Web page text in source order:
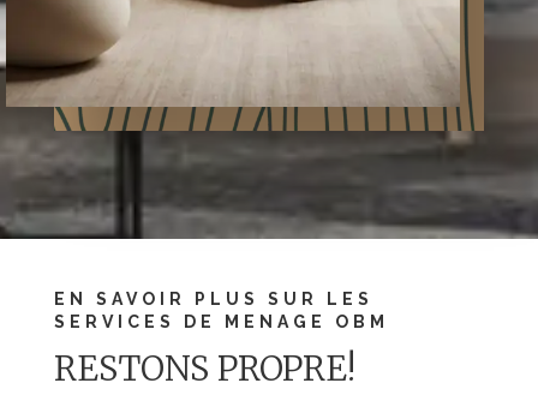
EN SAVOIR PLUS SUR LES
SERVICES DE MENAGE OBM
RESTONS PROPRE!